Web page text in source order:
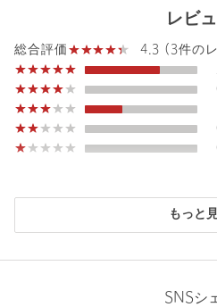
カテゴリー トップス | T
サイズ
素材 コットン100％
洗濯表示 洗濯機洗い可
レビ
総合評価
4.3 (3件の
購入商品のサイズ感
もっと
SNSシ